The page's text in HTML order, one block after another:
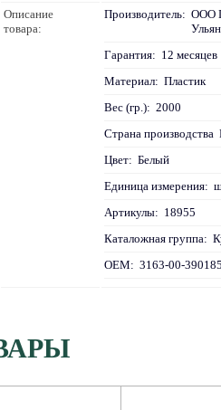
Описание
товара:
Производитель: ООО
Гарантия: 12 месяцев
Материал: Пластик
Вес (гр.): 2000
Страна производства
Цвет: Белый
Единица измерения:
Артикулы: 18955
Каталожная группа:
OEM: 3163-00-